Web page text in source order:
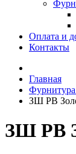
Оплата и
Контакты
Главная
ЗШ PB
ЗШ PB